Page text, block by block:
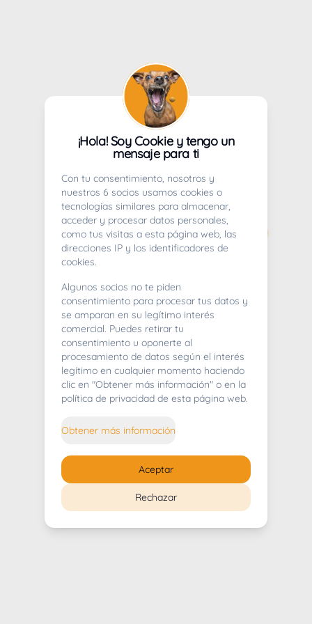
404
Whoops! Lo sentimos mucho.
¡Hola! Soy Cookie y tengo un
mensaje para ti
Con tu consentimiento, nosotros y
nuestros 6 socios usamos cookies o
tecnologías similares para almacenar,
acceder y procesar datos personales,
como tus visitas a esta página web, las
direcciones IP y los identificadores de
cookies.
Algunos socios no te piden
consentimiento para procesar tus datos y
se amparan en su legítimo interés
comercial. Puedes retirar tu
consentimiento u oponerte al
procesamiento de datos según el interés
legítimo en cualquier momento haciendo
clic en "Obtener más información" o en la
política de privacidad de esta página web.
Obtener más información
Rechazar
Aceptar